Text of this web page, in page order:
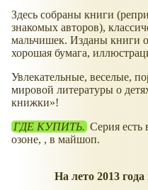
Здесь собраны книги
знакомых авторов),
мальчишек. Изданы книги
хорошая бумага,
Увлекательные, веселые,
мировой литературы о
книжки !
ГДЕ КУПИТЬ. Серия есть
озоне, , в майшоп.
На лето 2013